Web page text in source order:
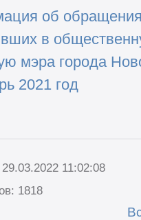
об
в
мэра города
2021 год
11:02:08
1818